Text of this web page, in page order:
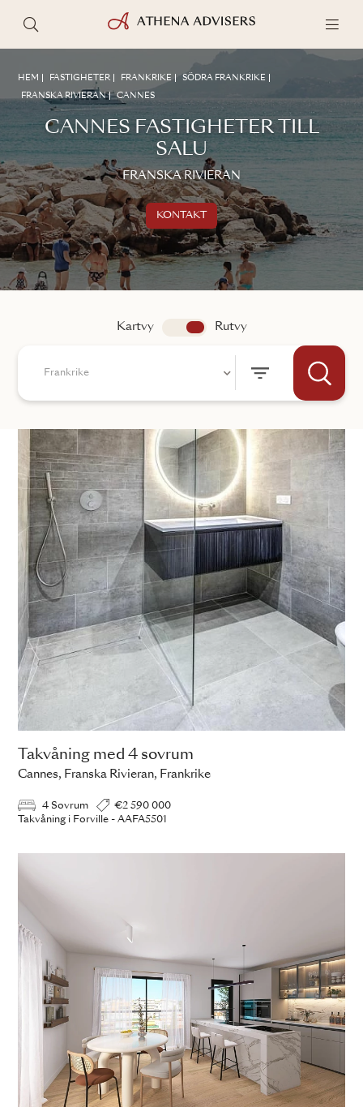
HEM FASTIGHETER FRANKRIKE SÖDRA FRANKRIKE
FRANSKA RIVIERAN CANNES
CANNES FASTIGHETER TILL
SALU
FRANSKA RIVIERAN
KONTAKT
Kontakta oss
+44
SKICKA
Kartvy app.search.view
Rutvy
Frankrike
Takvåning med 4 sovrum
Cannes, Franska Rivieran, Frankrike
4 Sovrum
€2 590 000
Takvåning i Forville - AAFA5501